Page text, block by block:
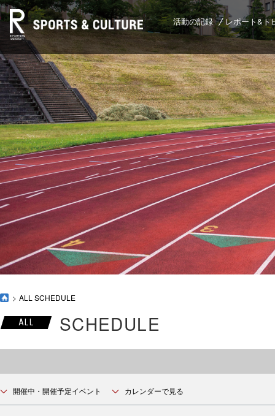
活動の記録 レポート&ト
ALL SCHEDULE
ALL SCHEDULE
開催中・開催予定イベント カレンダーで見る